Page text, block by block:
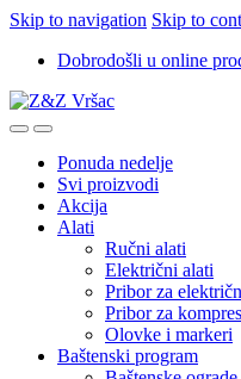
Skip to navigation Skip to
Dobrodošli u online
Ponuda nedelje
Svi proizvodi
Akcija
Alati
Ručni alati
Električni alati
Pribor za
Pribor za
Olovke i markeri
Baštenski program